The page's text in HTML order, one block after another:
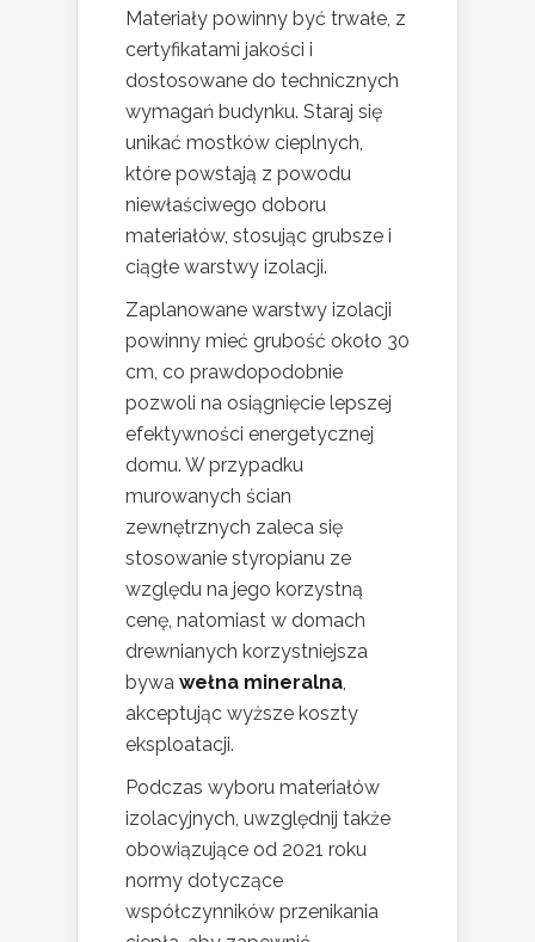
Materiały powinny być trwałe, z
certyfikatami jakości i
dostosowane do technicznych
wymagań budynku. Staraj się
unikać mostków cieplnych,
które powstają z powodu
niewłaściwego doboru
materiałów, stosując grubsze i
ciągłe warstwy izolacji.
Zaplanowane warstwy izolacji
powinny mieć grubość około 30
cm, co prawdopodobnie
pozwoli na osiągnięcie lepszej
efektywności energetycznej
domu. W przypadku
murowanych ścian
zewnętrznych zaleca się
stosowanie styropianu ze
względu na jego korzystną
cenę, natomiast w domach
drewnianych korzystniejsza
bywa wełna mineralna
akceptując wyższe koszty
eksploatacji.
Podczas wyboru materiałów
izolacyjnych, uwzględnij także
obowiązujące od 2021 roku
normy dotyczące
współczynników przenikania